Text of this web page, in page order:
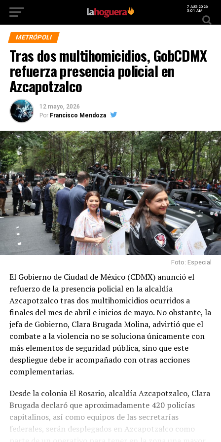
7 AUG 2026
5:01 AM
METRÓPOLI
Tras dos multihomicidios, GobCDMX
refuerza presencia policial en
Azcapotzalco
12 mayo, 2026
Por Francisco Mendoza
Foto: Especial
El Gobierno de Ciudad de México (CDMX) anunció el
refuerzo de la presencia policial en la alcaldía
Azcapotzalco tras dos multihomicidios ocurridos a
finales del mes de abril e inicios de mayo. No obstante, la
jefa de Gobierno, Clara Brugada Molina, advirtió que el
combate a la violencia no se soluciona únicamente con
más elementos de seguridad pública, sino que este
despliegue debe ir acompañado con otras acciones
complementarias.
Desde la colonia El Rosario, alcaldía Azcapotzalco, Clara
Brugada declaró que aproximadamente 420 policías
capitalinos, así como equipos de las secretarías
federales, serán desplegados en Azcapotzalco como